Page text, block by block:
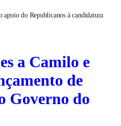
do Republicanos à candidatura
a Camilo e
de
Governo do